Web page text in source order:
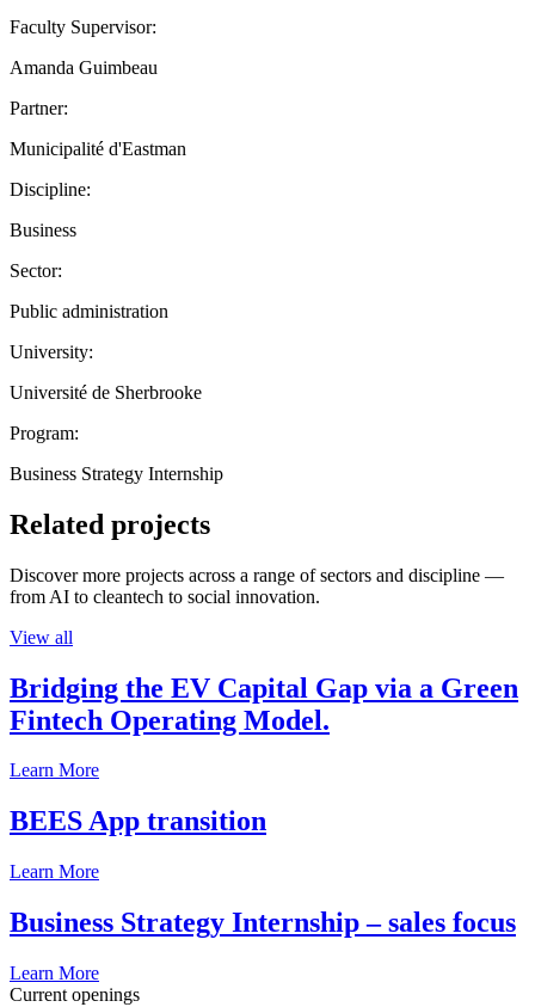
Faculty Supervisor:
Amanda Guimbeau
Partner:
Municipalité d'Eastman
Discipline:
Business
Sector:
Public administration
University:
Université de Sherbrooke
Program:
Business Strategy Internship
Related projects
Discover more projects across a range of sectors and discipline —
from AI to cleantech to social innovation.
View all
Bridging the EV Capital Gap via a Green
Fintech Operating Model.
Learn More
BEES App transition
Learn More
Business Strategy Internship – sales focus
Learn More
Current openings